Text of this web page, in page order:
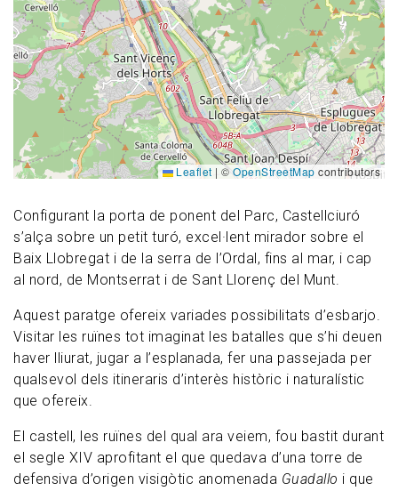
Configurant la porta de ponent del Parc, Castellciuró
s’alça sobre un petit turó, excel·lent mirador sobre el
Baix Llobregat i de la serra de l’Ordal, fins al mar, i cap
al nord, de Montserrat i de Sant Llorenç del Munt.
Aquest paratge ofereix variades possibilitats d’esbarjo.
Visitar les ruïnes tot imaginat les batalles que s’hi deuen
haver lliurat, jugar a l’esplanada, fer una passejada per
qualsevol dels itineraris d’interès històric i naturalístic
que ofereix.
El castell, les ruïnes del qual ara veiem, fou bastit durant
el segle XIV aprofitant el que quedava d’una torre de
defensiva d’origen visigòtic anomenada Guadallo i que
Leaflet | © OpenStreetMap contributors